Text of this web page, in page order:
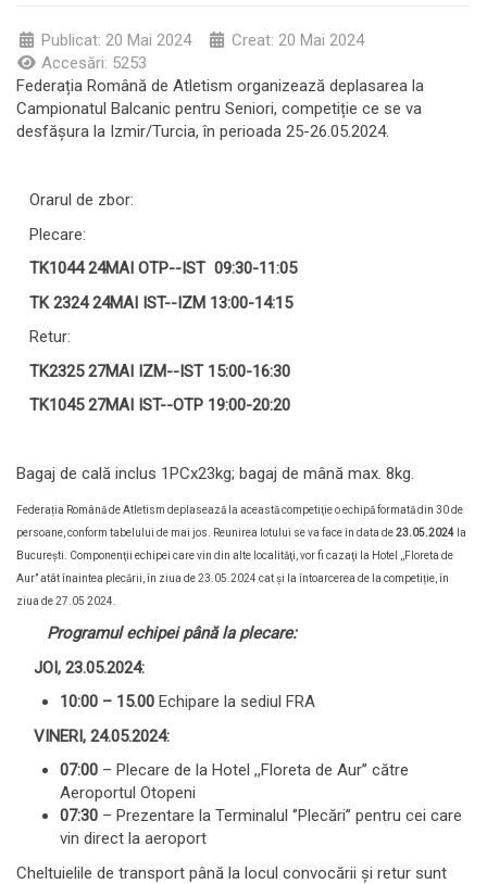
Publicat: 20 Mai 2024
Creat: 20 Mai 2024
Accesări: 5253
Federația Română de Atletism organizează deplasarea la
Campionatul Balcanic pentru Seniori, competiție ce se va
desfășura la Izmir/Turcia, în perioada 25-26.05.2024.
Orarul de zbor:
Plecare:
TK1044 24MAI OTP--IST 09:30-11:05
TK 2324 24MAI IST--IZM 13:00-14:15
Retur:
TK2325 27MAI IZM--IST 15:00-16:30
TK1045 27MAI IST--OTP 19:00-20:20
Bagaj de cală inclus 1PCx23kg; bagaj de mână max. 8kg.
Federația Română de Atletism deplasează la această competiţie o echipă formată din 30 de
persoane, conform tabelului de mai jos. Reunirea lotului se va face în data de23.05.2024 la
Bucureşti. Componenţii echipei care vin din alte localităţi, vor fi cazaţi la Hotel ,,Floreta de
Aur’’ atât înaintea plecării, în ziua de 23.05.2024 cat şi la întoarcerea de la competiție, în
ziua de 27.05 2024.
Programul echipei până la plecare:
JOI, 23.05.2024:
10:00 – 15.00 Echipare la sediul FRA
VINERI, 24.05.2024:
07:00 – Plecare de la Hotel ,,Floreta de Aur’’ către
Aeroportul Otopeni
07:30 – Prezentare la Terminalul ‘’Plecări’’ pentru cei care
vin direct la aeroport
Cheltuielile de transport până la locul convocării şi retur sunt